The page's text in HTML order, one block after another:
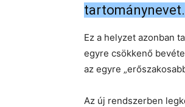
tartománynevet.
Ez a helyzet azonban
egyre csökkenő
az egyre
Az új rendszerben